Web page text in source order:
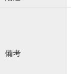
備考